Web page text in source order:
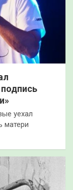
уехал
матери